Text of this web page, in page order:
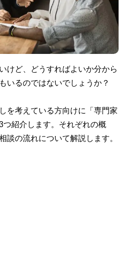
けど、どうすればよいか分から
るのではないでしょうか？
を考えている方向けに「専門家
つ紹介します。それぞれの概
談の流れについて解説します。